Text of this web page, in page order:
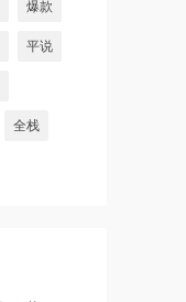
爆款
平说
全栈